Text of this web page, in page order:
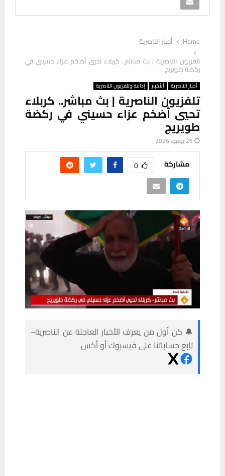
Home
أخبار الناصرية
تلفزيون الناصرية | بث مباشر.. كربلاء تحيي أضخم عزاء حسيني في
ركضة طويريج
أخبار الناصرية ألأخبار إذاعة وتلفزيون الناصرية
تلفزيون الناصرية | بث مباشر.. كربلاء
تحيي أضخم عزاء حسيني في ركضة
طويريج
26 يونيو، 2026
مشاركة 0
🔔 كن أول من يعرف الأخبار العاجلة عن الناصرية–
تابع حساباتنا على فيسبوك أو أكس